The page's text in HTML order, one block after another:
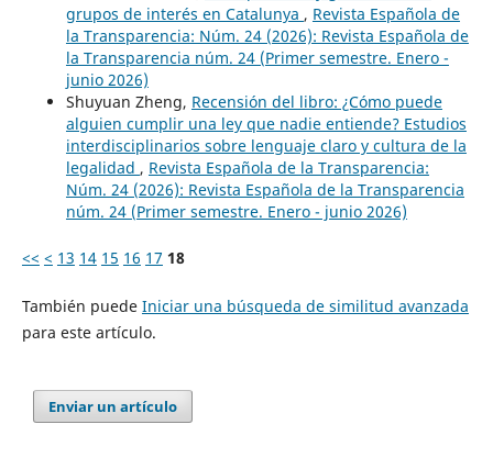
grupos de interés en Catalunya , Revista Española de
la Transparencia: Núm. 24 (2026): Revista Española de
la Transparencia núm. 24 (Primer semestre. Enero -
junio 2026)
Shuyuan Zheng, Recensión del libro: ¿Cómo puede
alguien cumplir una ley que nadie entiende? Estudios
interdisciplinarios sobre lenguaje claro y cultura de la
legalidad , Revista Española de la Transparencia:
Núm. 24 (2026): Revista Española de la Transparencia
núm. 24 (Primer semestre. Enero - junio 2026)
<< < 13 14 15 16 17 18
También puede Iniciar una búsqueda de similitud avanzada
para este artículo.
Enviar un artículo